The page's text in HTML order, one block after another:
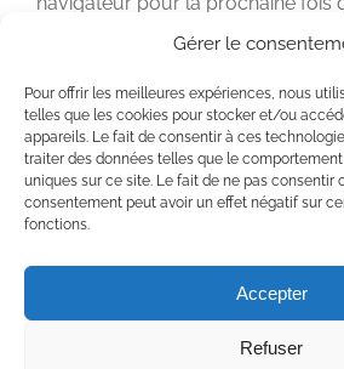
Gérer le
Pour offrir les meilleures expériences, nous
telles que les cookies pour stocker et/ou
appareils. Le fait de consentir à ces
traiter des données telles que le
uniques sur ce site. Le fait de ne pas consentir
consentement peut avoir un effet négatif sur
fonctions.
Accepter
Refuser
Copyright 2020 Chaumière Fleur Soleil | Tous